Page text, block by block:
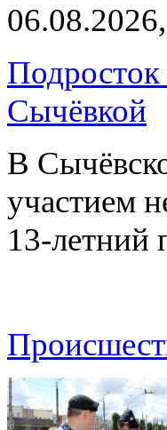
Подросток
Сычёвкой
В
участием
13-летний